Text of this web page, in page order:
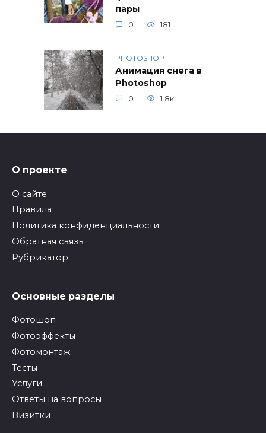
пары
0 181
PHOTOSHOP
Анимация снега в
Photoshop
0 1.8к.
О проекте
О сайте
Правила
Политика конфиденциальности
Обратная связь
Рубрикатор
Основные разделы
Фотошоп
Фотоэффекты
Фотомонтаж
Тесты
Услуги
Ответы на вопросы
Визитки